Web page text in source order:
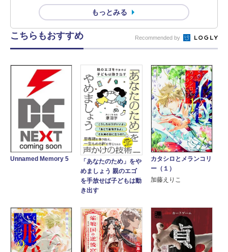
もっとみる
こちらもおすすめ Recommended by
Unnamed Memory 5
「あなたのため」をや
めましょう 親のエゴ
を手放せば子どもは動
き出す
カタシロとメランコリ
ー（１）
加藤えりこ